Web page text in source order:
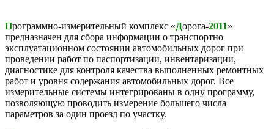
Программно-измерительный комплекс «Дорога-2011»
предназначен для сбора информации о транспортно
эксплуатационном состоянии автомобильных дорог при
проведении работ по паспортизации, инвентаризации,
диагностике для контроля качества выполненных ремонтных
работ и уровня содержания автомобильных дорог. Все
измерительные системы интегрированы в одну программу,
позволяющую проводить измерение большего числа
параметров за один проезд по участку.